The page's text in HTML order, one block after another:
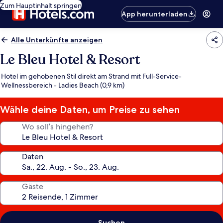
Zum Hauptinhalt springen
App herunterladen
Alle Unterkünfte anzeigen
Le Bleu Hotel & Resort
Hotel im gehobenen Stil direkt am Strand mit Full-Service-
Wellnessbereich - Ladies Beach (0,9 km)
Wähle deine Daten, um Preise zu sehen
Wo soll’s hingehen?
Daten
Gäste